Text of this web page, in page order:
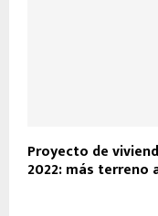
Proyecto de
2022: más